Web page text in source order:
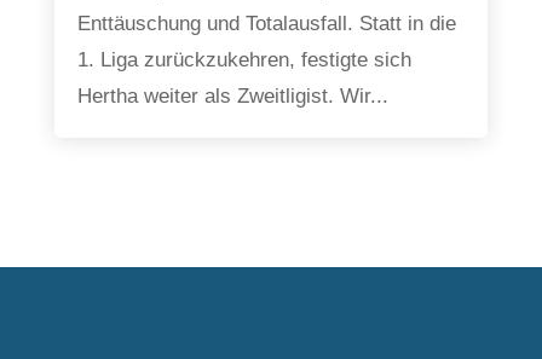
Enttäuschung und Totalausfall. Statt in die
1. Liga zurückzukehren, festigte sich
Hertha weiter als Zweitligist. Wir...